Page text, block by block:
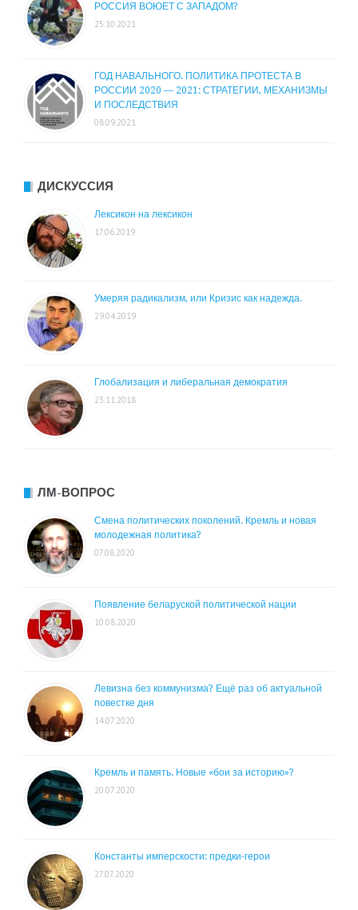
РОССИЯ ВОЮЕТ С ЗАПАДОМ?
25.10.2021
ГОД НАВАЛЬНОГО. ПОЛИТИКА ПРОТЕСТА В
РОССИИ 2020 — 2021: СТРАТЕГИИ, МЕХАНИЗМЫ
И ПОСЛЕДСТВИЯ
08.09.2021
ДИСКУССИЯ
Лексикон на лексикон
17.06.2019
Умеряя радикализм, или Кризис как надежда.
29.04.2019
Глобализация и либеральная демократия
23.11.2018
ЛМ-ВОПРОС
Смена политических поколений. Кремль и новая
молодежная политика?
07.08.2020
Появление беларуской политической нации
10.08.2020
Левизна без коммунизма? Ещё раз об актуальной
повестке дня
14.07.2020
Кремль и память. Новые «бои за историю»?
20.07.2020
Константы имперскости: предки-герои
27.07.2020